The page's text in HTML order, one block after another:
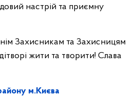
настрій та приємну
Захисникам та Захисницям
жити та творити! Слава
м.Києва